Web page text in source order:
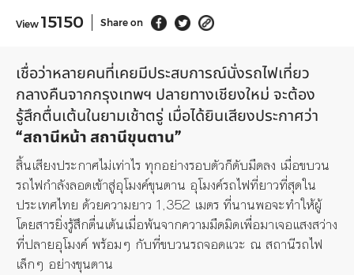
View 15150 Share on
เชื่อว่าหลายคนที่เคยมีประสบการณ์นั่งรถไฟเที่ยว
กลางคืนจากกรุงเทพฯ ปลายทางเชียงใหม่ จะต้อง
รู้สึกตื่นเต้นในยามเช้าตรู่ เมื่อได้ยินเสียงประกาศว่า
“สถานีหน้า สถานีขุนตาน”
สิ้นเสียงประกาศไม่เท่าไร ทุกอย่างรอบตัวก็ดับมืดลง เมื่อขบวน
รถไฟกำลังลอดเข้าสู่อุโมงค์ขุนตาน อุโมงค์รถไฟที่ยาวที่สุดใน
ประเทศไทย ด้วยความยาว 1,352 เมตร ที่นานพอจะทำให้ผู้
โดยสารยิ่งรู้สึกตื่นเต้นเมื่อพ้นจากความมืดมิดเพื่อมาเจอแสงสว่าง
ที่ปลายอุโมงค์ พร้อมๆ กับที่ขบวนรถจอดแวะ ณ สถานีรถไฟ
เล็กๆ อย่างขุนตาน